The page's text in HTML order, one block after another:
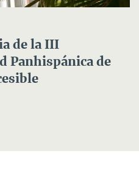
de la III
Panhispánica de